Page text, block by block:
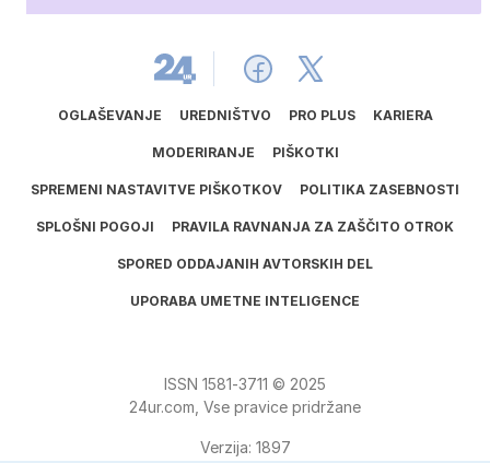
OGLAŠEVANJE UREDNIŠTVO PRO PLUS KARIERA
MODERIRANJE PIŠKOTKI
SPREMENI NASTAVITVE PIŠKOTKOV POLITIKA ZASEBNOSTI
SPLOŠNI POGOJI PRAVILA RAVNANJA ZA ZAŠČITO OTROK
SPORED ODDAJANIH AVTORSKIH DEL
UPORABA UMETNE INTELIGENCE
ISSN 1581‑3711 © 2025
24ur.com, Vse pravice pridržane
Verzija: 1897